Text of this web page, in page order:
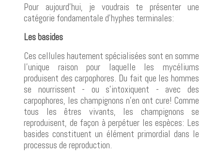
Pour aujourd'hui, je voudrais te présenter une
catégorie fondamentale d'hyphes terminales:
Les basides
Ces cellules hautement spécialisées sont en somme
l’unique raison pour laquelle les mycéliums
produisent des carpophores. Du fait que les hommes
se nourrissent - ou s'intoxiquent - avec des
carpophores, les champignons n'en ont cure! Comme
tous les êtres vivants, les champignons se
reproduisent, de façon à perpétuer les espèces: Les
basides constituent un élément primordial dans le
processus de reproduction.